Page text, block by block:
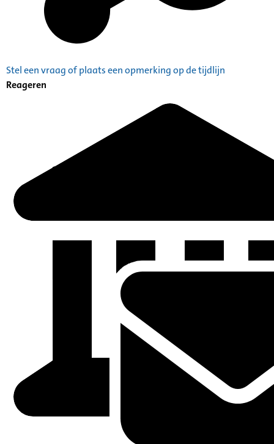
Stel een vraag of plaats een opmerking op de tijdlijn
Reageren